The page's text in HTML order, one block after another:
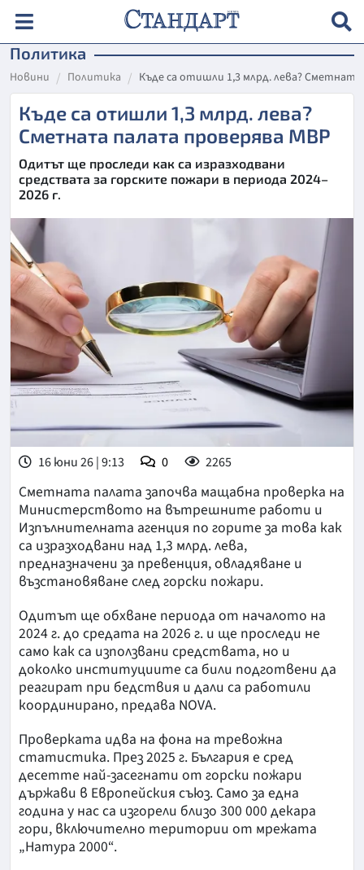
Политика
Новини Политика Къде са отишли 1,3 млрд. лева?
Къде са отишли 1,3 млрд. лева?
Сметната палата проверява МВР
Одитът ще проследи как са изразходвани
средствата за горските пожари в периода 2024–
2026 г.
16 юни 26 | 9:13 0 2265
Сметната палата започва мащабна проверка на
Министерството на вътрешните работи и
Изпълнителната агенция по горите за това как
са изразходвани над 1,3 млрд. лева,
предназначени за превенция, овладяване и
възстановяване след горски пожари.
Одитът ще обхване периода от началото на
2024 г. до средата на 2026 г. и ще проследи не
само как са използвани средствата, но и
доколко институциите са били подготвени да
реагират при бедствия и дали са работили
координирано, предава NOVA.
Проверката идва на фона на тревожна
статистика. През 2025 г. България е сред
десетте най-засегнати от горски пожари
държави в Европейския съюз. Само за една
година у нас са изгорели близо 300 000 декара
гори, включително територии от мрежата
„Натура 2000“.